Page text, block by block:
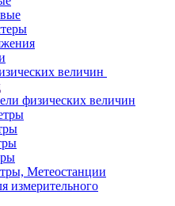
величин
физических величин
Метеостанции
измерительного